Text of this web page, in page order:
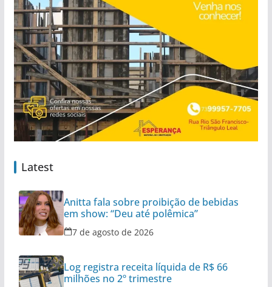
Latest
Anitta fala sobre proibição de bebidas
em show: “Deu até polêmica”
7 de agosto de 2026
Log registra receita líquida de R$ 66
milhões no 2º trimestre